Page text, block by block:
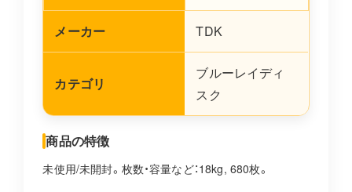
メーカー TDK
カテゴリ
ブルーレイディ
スク
商品の特徴
未使用/未開封。枚数・容量など：18kg, 680枚。